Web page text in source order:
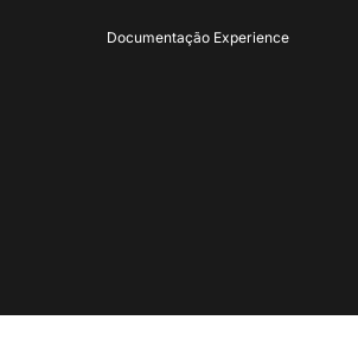
Documentação Experience